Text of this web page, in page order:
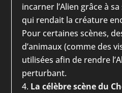
incarner l’Alien grâce à
qui rendait la créature
Pour certaines scènes,
d’animaux (comme des
utilisées afin de rendre
perturbant.
La célèbre scène du